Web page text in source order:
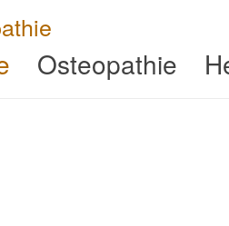
Osteopathie